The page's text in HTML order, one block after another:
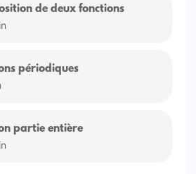
de deux fonctions
périodiques
partie entière